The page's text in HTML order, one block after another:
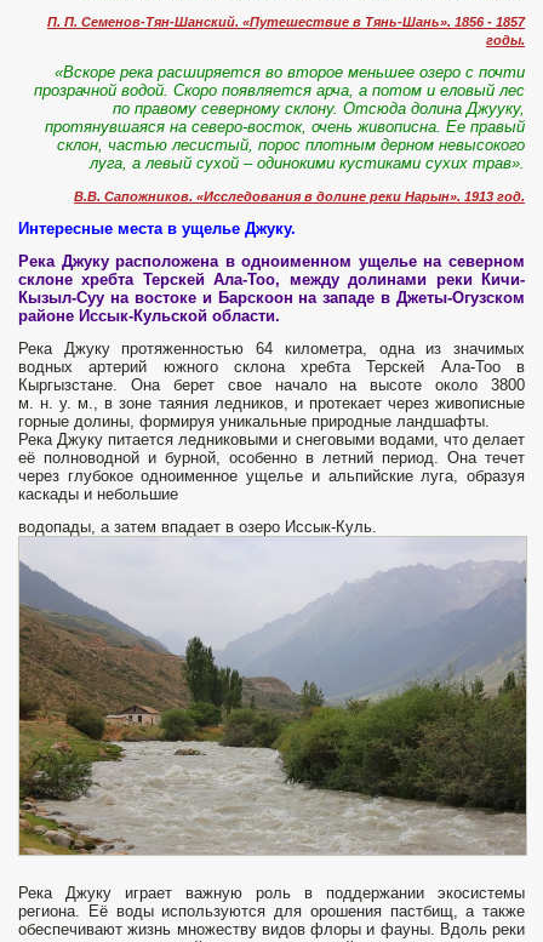
П. П. Семенов-Тян-Шанский. «Путешествие в Тянь-Шань». 1856 - 1857
годы.
«Вскоре река расширяется во второе меньшее озеро с почти
прозрачной водой. Скоро появляется арча, а потом и еловый лес
по правому северному склону. Отсюда долина Джууку,
протянувшаяся на северо-восток, очень живописна. Ее правый
склон, частью лесистый, порос плотным дерном невысокого
луга, а левый сухой – одинокими кустиками сухих трав».
В.В. Сапожников. «Исследования в долине реки Нарын». 1913 год.
Интересные места в ущелье Джуку.
Река Джуку расположена в одноименном ущелье на северном
склоне хребта Терскей Ала-Тоо, между долинами реки Кичи-
Кызыл-Суу на востоке и Барскоон на западе в Джеты-Огузском
районе Иссык-Кульской области.
Река Джуку протяженностью 64 километра, одна из значимых
водных артерий южного склона хребта Терскей Ала-Тоо в
Кыргызстане. Она берет свое начало на высоте около 3800
м. н. у. м., в зоне таяния ледников, и протекает через живописные
горные долины, формируя уникальные природные ландшафты.
Река Джуку питается ледниковыми и снеговыми водами, что делает
её полноводной и бурной, особенно в летний период. Она течет
через глубокое одноименное ущелье и альпийские луга, образуя
каскады и небольшие
водопады, а затем впадает в озеро Иссык-Куль.
Река Джуку играет важную роль в поддержании экосистемы
региона. Её воды используются для орошения пастбищ, а также
обеспечивают жизнь множеству видов флоры и фауны. Вдоль реки